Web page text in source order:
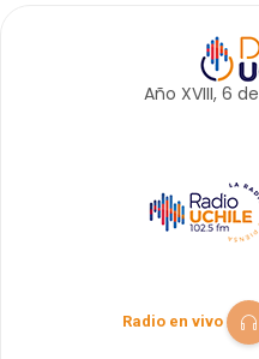
Año XVIII, 6 de
Radio en vivo